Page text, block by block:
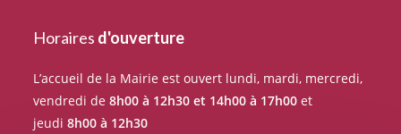
Horaires d'ouverture
L’accueil de la Mairie est ouvert lundi, mardi, mercredi,
vendredi de8h00 à 12h30 et 14h00 à 17h00 et
jeudi8h00 à 12h30